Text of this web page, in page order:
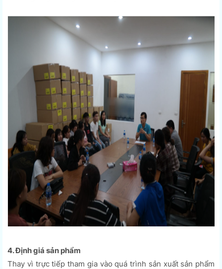
4. Định giá sản phẩm
Thay vì trực tiếp tham gia vào quá trình sản xuất sản phẩm